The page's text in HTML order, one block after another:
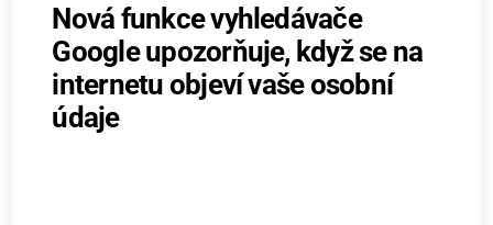
Nová funkce vyhledávače
Google upozorňuje, když se na
internetu objeví vaše osobní
údaje